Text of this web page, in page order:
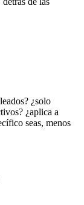
¿solo
¿aplica a
seas, menos